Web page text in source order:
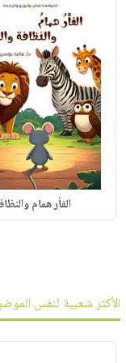
الفأر همام
الأكثر شعبية لنفس